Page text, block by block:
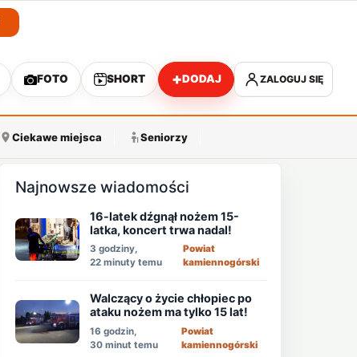
FOTO SHORT +DODAJ ZALOGUJ SIĘ
Ciekawe miejsca Seniorzy
Najnowsze wiadomości
16-latek dźgnął nożem 15-
latka, koncert trwa nadal!
3 godziny,
22 minuty temu
Powiat
kamiennogórski
Walczący o życie chłopiec po
ataku nożem ma tylko 15 lat!
16 godzin,
30 minut temu
Powiat
kamiennogórski